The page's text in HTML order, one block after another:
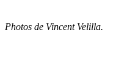
Photos de Vincent Velilla.